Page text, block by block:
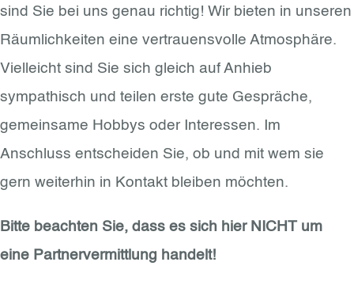
sind Sie bei uns genau richtig! Wir bieten in unseren
Räumlichkeiten eine vertrauensvolle Atmosphäre.
Vielleicht sind Sie sich gleich auf Anhieb
sympathisch und teilen erste gute Gespräche,
gemeinsame Hobbys oder Interessen. Im
Anschluss entscheiden Sie, ob und mit wem sie
gern weiterhin in Kontakt bleiben möchten.
Bitte beachten Sie, dass es sich hier NICHT um
eine Partnervermittlung handelt!